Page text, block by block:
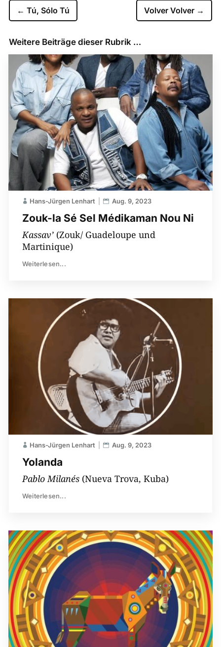
← Tú, Sólo Tú Volver Volver →
Weitere Beiträge dieser Rubrik …
Zouk-la Sé Sel Médikaman Nou Ni
Hans-Jürgen Lenhart Aug. 9, 2023
Kassav’ (Zouk/ Guadeloupe und
Martinique)
Weiterlesen...
Yolanda
Hans-Jürgen Lenhart Aug. 9, 2023
Pablo Milanés (Nueva Trova, Kuba)
Weiterlesen...